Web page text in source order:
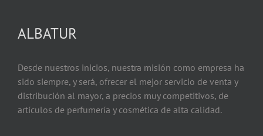
ALBATUR
Desde nuestros inicios, nuestra misión como empresa ha
sido siempre, y será, ofrecer el mejor servicio de venta y
distribución al mayor, a precios muy competitivos, de
artículos de perfumería y cosmética de alta calidad.